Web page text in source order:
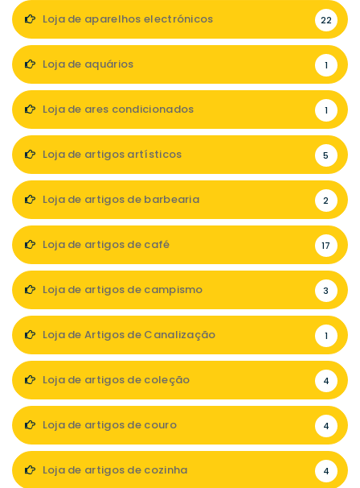
Loja de aparelhos electrónicos 22
Loja de aquários 1
Loja de ares condicionados 1
Loja de artigos artísticos 5
Loja de artigos de barbearia 2
Loja de artigos de café 17
Loja de artigos de campismo 3
Loja de Artigos de Canalização 1
Loja de artigos de coleção 4
Loja de artigos de couro 4
Loja de artigos de cozinha 4